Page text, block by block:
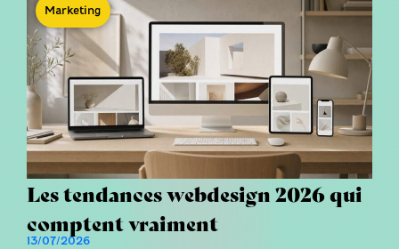
Marketing
Les tendances webdesign 2026 qui
comptent vraiment
13/07/2026